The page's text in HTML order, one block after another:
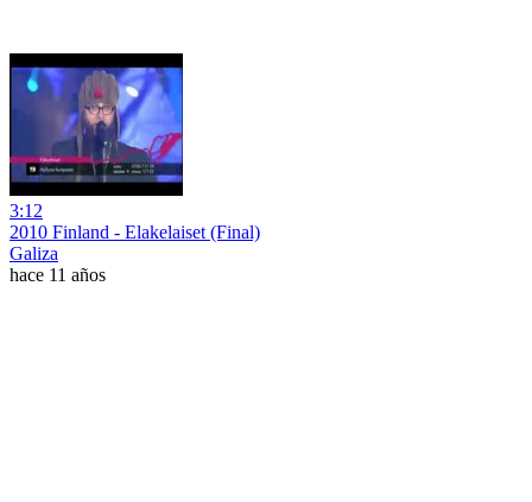
3:12
2010 Finland - Elakelaiset (Final)
Galiza
hace 11 años